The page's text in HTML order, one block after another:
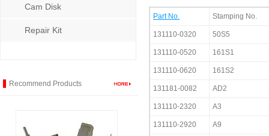
Cam Disk
Repair Kit
Recommend Products
Part No. Stamping No.
131110-0320 50S5
131110-0520 161S1
131110-0620 161S2
131181-0082 AD2
131110-2320 A3
131110-2920 A9